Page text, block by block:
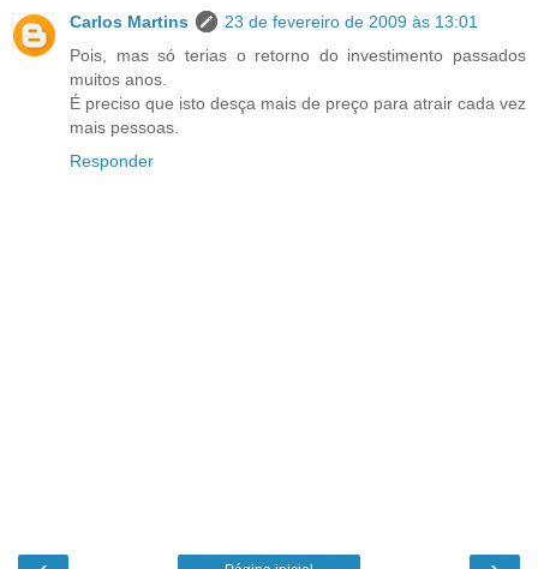
Carlos Martins
23 de fevereiro de 2009 às 13:01
Pois, mas só terias o retorno do investimento passados
muitos anos.
É preciso que isto desça mais de preço para atrair cada vez
mais pessoas.
Responder